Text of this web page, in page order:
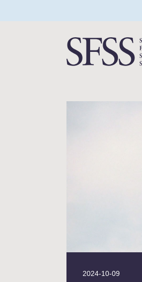
2024-10-09